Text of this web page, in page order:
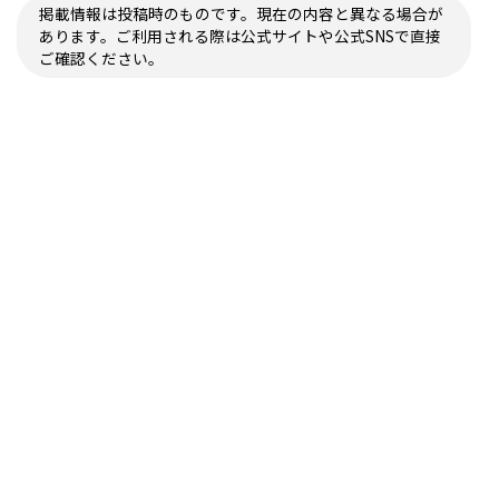
掲載情報は投稿時のものです。現在の内容と異なる場合が
あります。ご利用される際は公式サイトや公式SNSで直接
ご確認ください。